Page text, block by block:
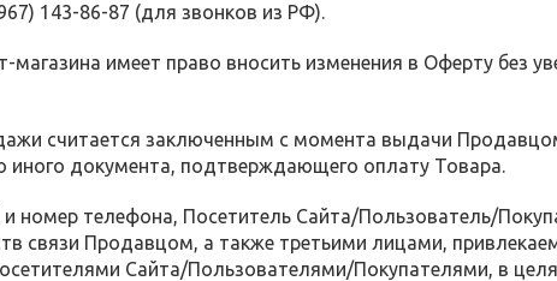
143-86-87 (для звонков из РФ).
магазина имеет право вносить изменения в Оферту без
считается заключенным с момента выдачи
иного документа, подтверждающего оплату Товара.
номер телефона, Посетитель Сайта/Пользователь/
связи Продавцом, а также третьими лицами,
Сайта/Пользователями/Покупателями, в